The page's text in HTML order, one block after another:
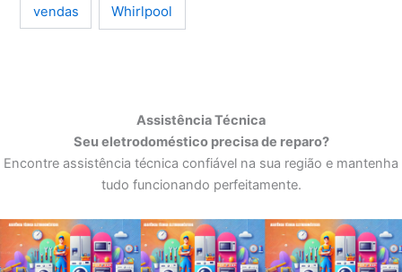
vendas Whirlpool
Assistência Técnica
Seu eletrodoméstico precisa de reparo?
Encontre assistência técnica confiável na sua região e mantenha
tudo funcionando perfeitamente.